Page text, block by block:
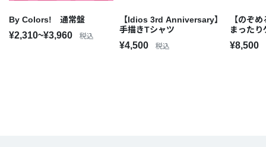
By Colors! 通常盤
¥2,310~¥3,960 税込
【Idios 3rd Anniversary】
手描きTシャツ
¥4,500 税込
【のぞ
まったり
¥8,500